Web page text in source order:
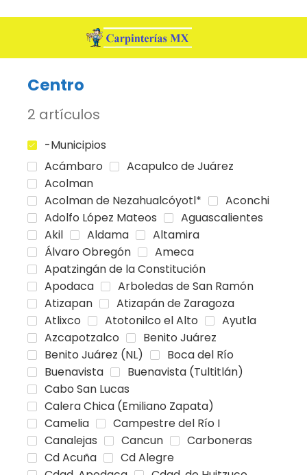
Centro
2 artículos
-Municipios
Acámbaro
Acapulco de Juárez
Acolman
Acolman de Nezahualcóyotl*
Aconchi
Adolfo López Mateos
Aguascalientes
Akil
Aldama
Altamira
Álvaro Obregón
Ameca
Apatzingán de la Constitución
Apodaca
Arboledas de San Ramón
Atizapan
Atizapán de Zaragoza
Atlixco
Atotonilco el Alto
Ayutla
Azcapotzalco
Benito Juárez
Benito Juárez (NL)
Boca del Río
Buenavista
Buenavista (Tultitlán)
Cabo San Lucas
Calera Chica (Emiliano Zapata)
Camelia
Campestre del Río I
Canalejas
Cancun
Carboneras
Cd Acuña
Cd Alegre